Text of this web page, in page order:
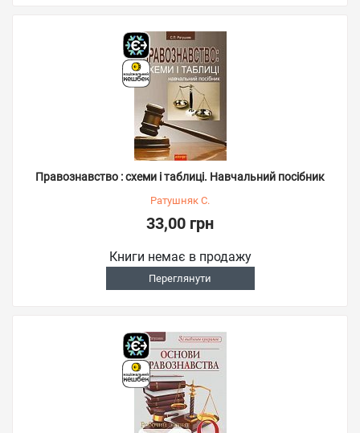
Правознавство : схеми і таблиці. Навчальний посібник
Ратушняк С.
33,00 грн
Книги немає в продажу
Переглянути